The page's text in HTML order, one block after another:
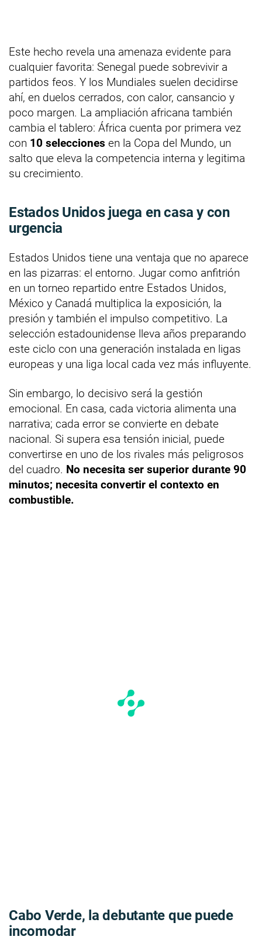
Este hecho revela una amenaza evidente para
cualquier favorita: Senegal puede sobrevivir a
partidos feos. Y los Mundiales suelen decidirse
ahí, en duelos cerrados, con calor, cansancio y
poco margen. La ampliación africana también
cambia el tablero: África cuenta por primera vez
con 10 selecciones en la Copa del Mundo, un
salto que eleva la competencia interna y legitima
su crecimiento.
Estados Unidos juega en casa y con
urgencia
Estados Unidos tiene una ventaja que no aparece
en las pizarras: el entorno. Jugar como anfitrión
en un torneo repartido entre Estados Unidos,
México y Canadá multiplica la exposición, la
presión y también el impulso competitivo. La
selección estadounidense lleva años preparando
este ciclo con una generación instalada en ligas
europeas y una liga local cada vez más influyente.
Sin embargo, lo decisivo será la gestión
emocional. En casa, cada victoria alimenta una
narrativa; cada error se convierte en debate
nacional. Si supera esa tensión inicial, puede
convertirse en uno de los rivales más peligrosos
del cuadro. No necesita ser superior durante 90
minutos; necesita convertir el contexto en
combustible.
Cabo Verde, la debutante que puede
incomodar